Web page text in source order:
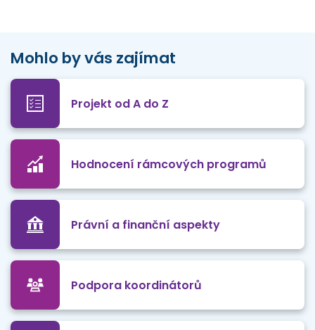
Mohlo by vás zajímat
Projekt od A do Z
Hodnocení rámcových programů
Právní a finanční aspekty
Podpora koordinátorů